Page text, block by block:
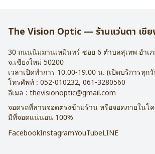
The Vision Optic — ร้านแว่นตา เชีย
30 ถนนนิมมานเหมินทร์ ซอย 6 ตำบลสุเทพ อำเ
จ.เชียงใหม่ 50200
เวลาเปิดทำการ 10.00-19.00 น. (เปิดบริการทุก
โทรศัพท์ : 052-010232, 061-3280560
อีเมล : thevisionoptic@gmail.com
จอดรถที่ลานจอดตรงข้ามร้าน หรือจอดภายในโ
มีที่จอดแน่นอน 100%
FacebookInstagramYouTubeLINE